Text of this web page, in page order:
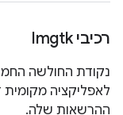
רכיבי Imgtk
נקודת החולשה
לאפליקציה מקומית
ההרשאות שלה.